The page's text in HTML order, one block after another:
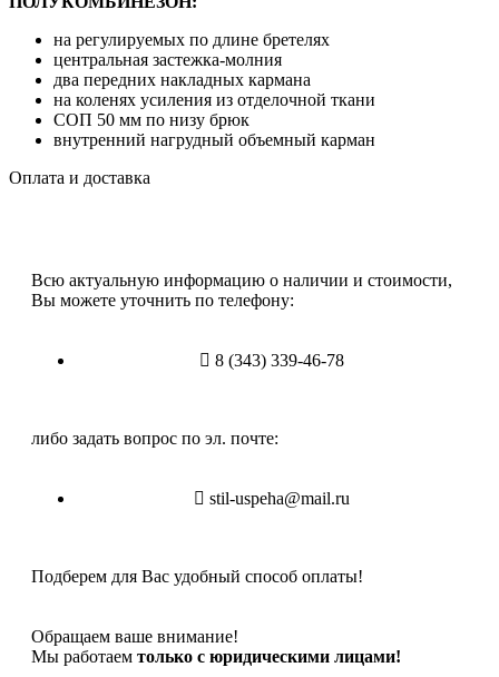
на регулируемых по длине бретелях
центральная застежка-молния
два передних накладных кармана
на коленях усиления из отделочной ткани
СОП 50 мм по низу брюк
внутренний нагрудный объемный карман
Оплата и доставка
Всю актуальную информацию о наличии и стоимости,
Вы можете уточнить по телефону:
8 (343) 339-46-78
либо задать вопрос по эл. почте:
stil-uspeha@mail.ru
Подберем для Вас удобный способ оплаты!
Обращаем ваше внимание!
Мы работаем только с юридическими лицами!